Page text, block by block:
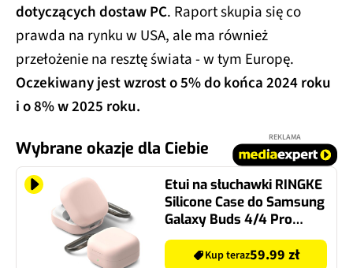
dotyczących dostaw PC. Raport skupia się co
prawda na rynku w USA, ale ma również
przełożenie na resztę świata - w tym Europę.
Oczekiwany jest wzrost o 5% do końca 2024 roku
i o 8% w 2025 roku.
Wybrane okazje dla Ciebie
REKLAMA
Etui na słuchawki RINGKE
Silicone Case do Samsung
Galaxy Buds 4/4 Pro
Jasnoróżowy
Kup teraz59.99 zł